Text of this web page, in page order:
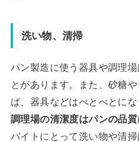
洗い物、清掃
パン製造に使う器具や調理
とがあります。また、砂糖
ば、器具などはべとべとにな
調理場の清潔度はパンの品
バイトにとって洗い物や清掃